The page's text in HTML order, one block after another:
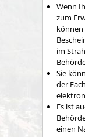
Wenn
zum
können
im
Sie
der
Es ist
einen